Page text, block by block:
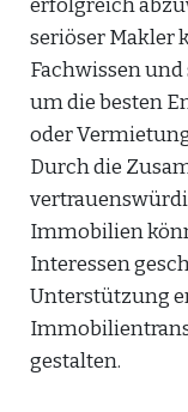
erfolgreich
seriöser Makler
Fachwissen und
um die besten
oder
Durch die
Immobilien
Interessen
Unterstützung
gestalten.